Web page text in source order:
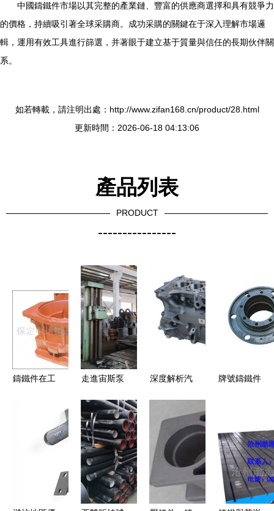
中國鑄鐵件市場以其完整的產業鏈、豐富的供應商選擇和具有競爭力
的價格，持續吸引著全球采購商。成功采購的關鍵在于深入理解市場邏
輯，運用有效工具進行篩選，并著眼于建立基于質量與信任的長期伙伴關
系。
如若轉載，請注明出處：http://www.zifan168.cn/product/28.html
更新時間：2026-06-18 04:13:06
產品列表
PRODUCT
----------------
鑄鐵件在工
以拖拉機前
走進宙斯泵
鑄鐵件的涅
槃與工業之
美
深度解析汽
體工廠與鑄
鐵件的雙維
優勢——值
得信賴的全
鏈路覆蓋服
務
牌號鑄鐵件
比分析